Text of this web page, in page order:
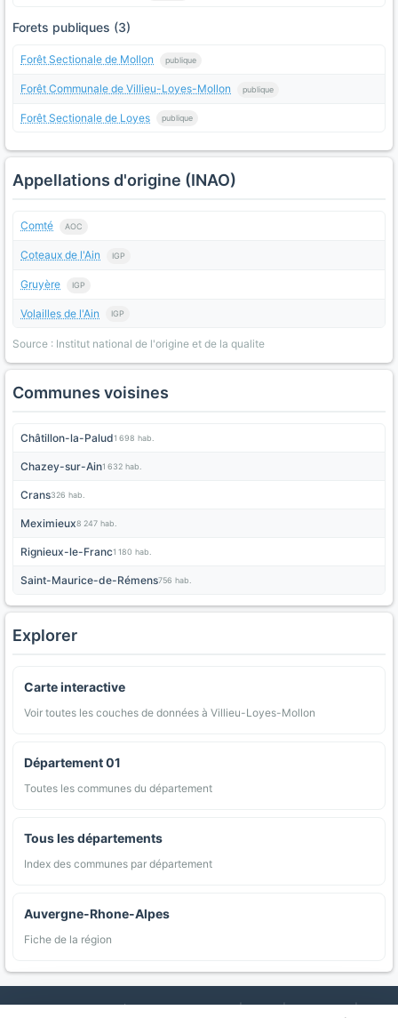
Forets publiques (3)
Forêt Sectionale de Mollon publique
Forêt Communale de Villieu-Loyes-Mollon publique
Forêt Sectionale de Loyes publique
Appellations d'origine (INAO)
Comté AOC
Coteaux de l'Ain IGP
Gruyère IGP
Volailles de l'Ain IGP
Source : Institut national de l'origine et de la qualite
Communes voisines
Châtillon-la-Palud1 698 hab.
Chazey-sur-Ain1 632 hab.
Crans326 hab.
Meximieux8 247 hab.
Rignieux-le-Franc1 180 hab.
Saint-Maurice-de-Rémens756 hab.
Explorer
Carte interactive
Voir toutes les couches de données à Villieu-Loyes-Mollon
Département 01
Toutes les communes du département
Tous les départements
Index des communes par département
Auvergne-Rhone-Alpes
Fiche de la région
AgriMap — Données agricoles ouvertes | Carte | Communes |